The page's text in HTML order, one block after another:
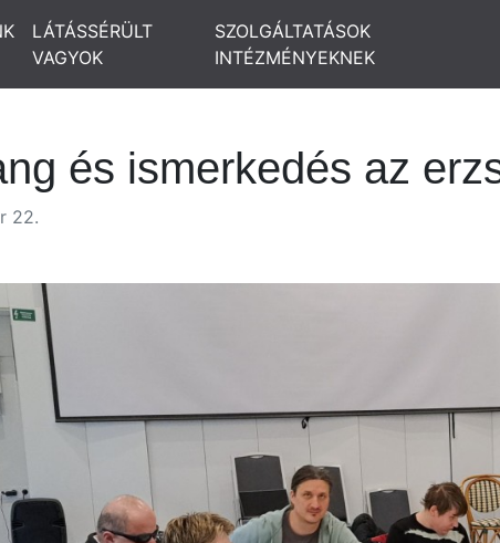
LÁTÁSSÉRÜLT
VAGYOK
SZOLGÁLTATÁSOK
INTÉZMÉNYEKNEK
és ismerkedés az
22.